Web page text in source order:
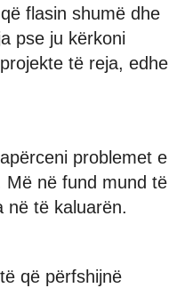
flasin shumë dhe
pse ju kërkoni
të reja, edhe
problemet e
Më në fund mund të
në të kaluarën.
që përfshijnë